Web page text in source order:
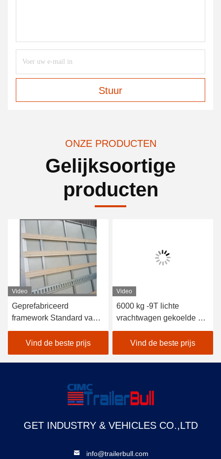
Stuur
ONZE PRODUCTEN
Gelijksoortige
producten
Video
Geprefabriceerd
framework Standard van
de carrosserie van een
droogvrachtwagen
Vind de beste prijs
Video
6000 kg -9T lichte
vrachtwagen gekoelde en
geïsoleerde
vrachtwagenbox met
FRP-sandwichpanelen
Vind de beste prijs
GET INDUSTRY & VEHICLES CO.,LTD
info@trailerbull.com